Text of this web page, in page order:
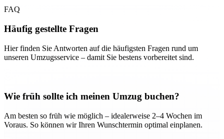
FAQ
Häufig gestellte Fragen
Hier finden Sie Antworten auf die häufigsten Fragen rund um
unseren Umzugsservice – damit Sie bestens vorbereitet sind.
Wie früh sollte ich meinen Umzug buchen?
Am besten so früh wie möglich – idealerweise 2–4 Wochen im
Voraus. So können wir Ihren Wunschtermin optimal einplanen.